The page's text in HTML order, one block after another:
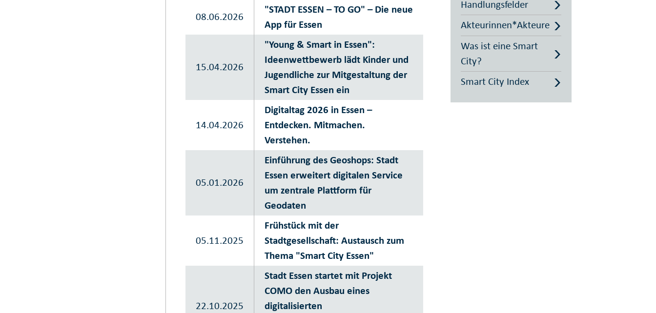
08.06.2026
"STADT ESSEN – TO GO" – Die neue
App für Essen
15.04.2026
"Young & Smart in Essen":
Ideenwettbewerb lädt Kinder und
Jugendliche zur Mitgestaltung der
Smart City Essen ein
14.04.2026
Digitaltag 2026 in Essen –
Entdecken. Mitmachen.
Verstehen.
05.01.2026
Einführung des Geoshops: Stadt
Essen erweitert digitalen Service
um zentrale Plattform für
Geodaten
05.11.2025
Frühstück mit der
Stadtgesellschaft: Austausch zum
Thema "Smart City Essen"
22.10.2025
Stadt Essen startet mit Projekt
COMO den Ausbau eines
digitalisierten
Handlungsfelder
Akteurinnen*Akteure
Was ist eine Smart
City?
Smart City Index